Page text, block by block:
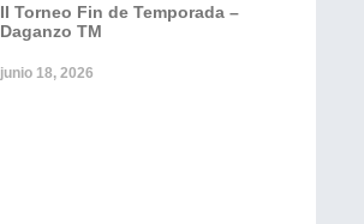
II Torneo Fin de Temporada –
Daganzo TM
junio 18, 2026